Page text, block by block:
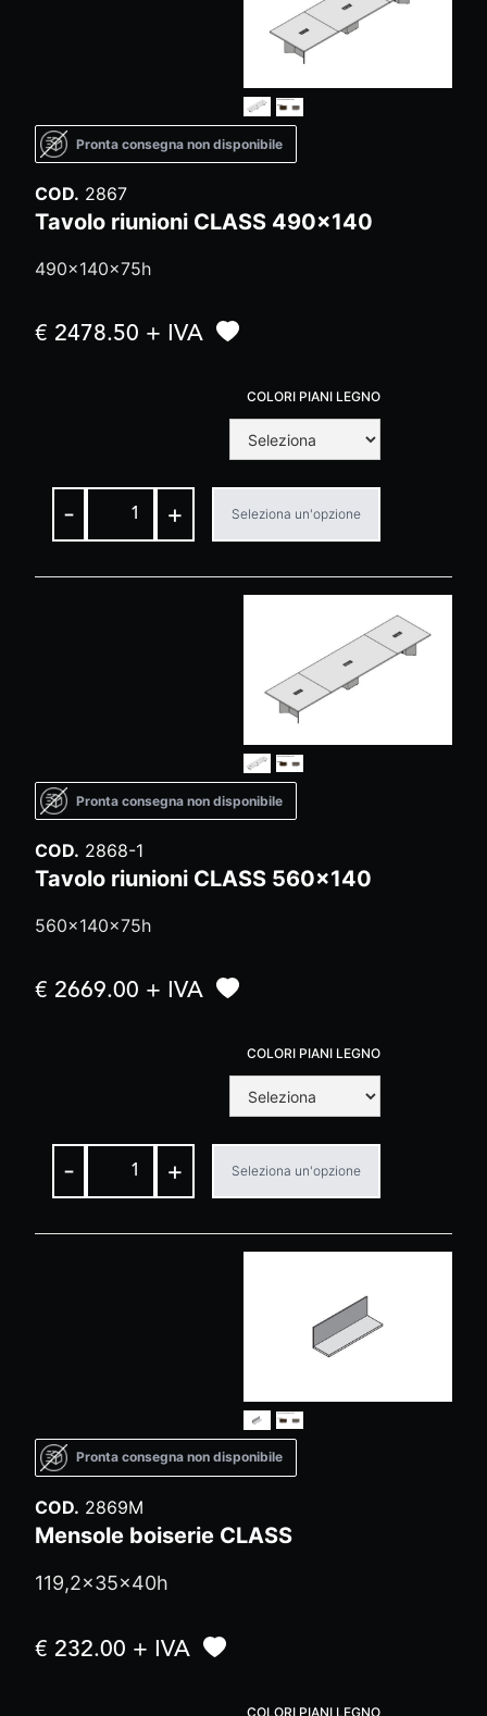
Pronta consegna non disponibile
COD. 2867
Tavolo riunioni CLASS 490x140
490x140x75h
€ 2478.50 + IVA
COLORI PIANI LEGNO
- + Seleziona un'opzione
Pronta consegna non disponibile
COD. 2868-1
Tavolo riunioni CLASS 560x140
560x140x75h
€ 2669.00 + IVA
COLORI PIANI LEGNO
- + Seleziona un'opzione
Pronta consegna non disponibile
COD. 2869M
Mensole boiserie CLASS
119,2x35x40h
€ 232.00 + IVA
COLORI PIANI LEGNO